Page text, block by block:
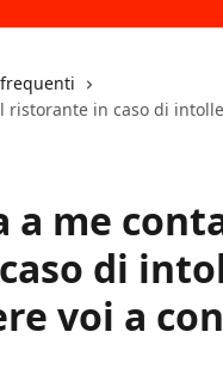
in caso di
a me
di
voi a